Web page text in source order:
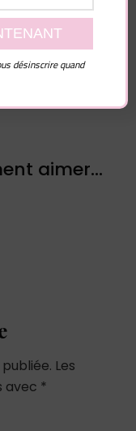
Article suivant
Que pensent les
hommes des
aimer...
Les
avec *
désinscrire quand